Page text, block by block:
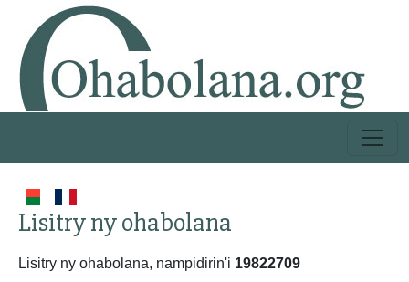
Lisitry ny ohabolana
Lisitry ny ohabolana, nampidirin'i 19822709